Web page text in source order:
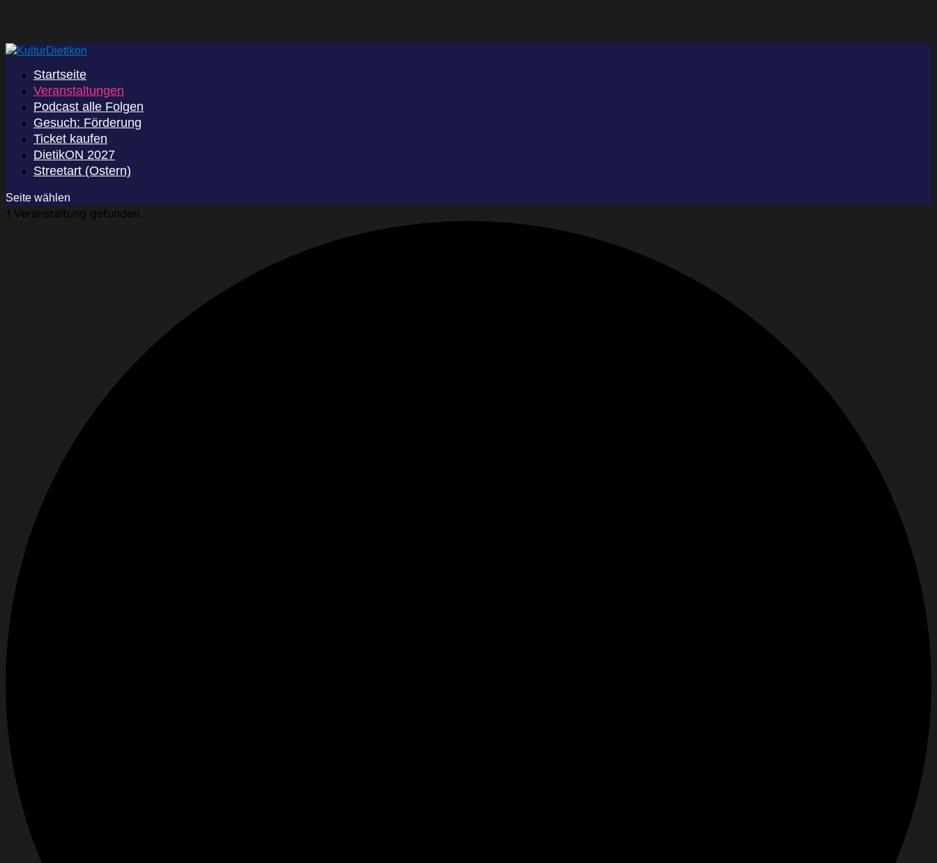
Startseite
Veranstaltungen
Podcast alle Folgen
Gesuch: Förderung
Ticket kaufen
DietikON 2027
Streetart (Ostern)
Seite wählen
1 Veranstaltung gefunden.